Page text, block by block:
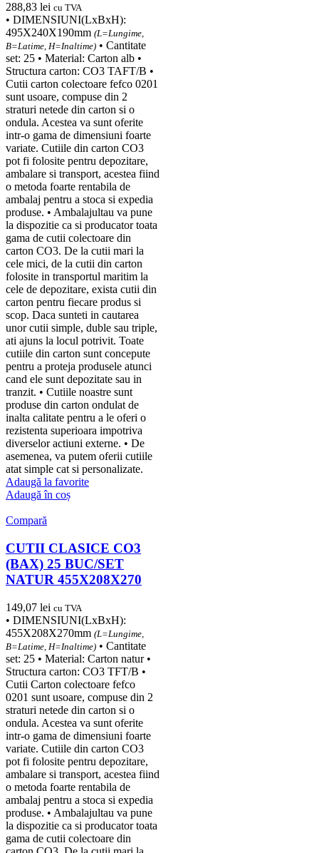
288,83 lei cu TVA
• DIMENSIUNI(LxBxH):
495X240X190mm (L=Lungime,
B=Latime, H=Inaltime) • Cantitate
set: 25 • Material: Carton alb •
Structura carton: CO3 TAFT/B •
Cutii carton colectoare fefco 0201
sunt usoare, compuse din 2
straturi netede din carton si o
ondula. Acestea va sunt oferite
intr-o gama de dimensiuni foarte
variate. Cutiile din carton CO3
pot fi folosite pentru depozitare,
ambalare si transport, acestea fiind
o metoda foarte rentabila de
ambalaj pentru a stoca si expedia
produse. • Ambalajultau va pune
la dispozitie ca si producator toata
gama de cutii colectoare din
carton CO3. De la cutii mari la
cele mici, de la cutii din carton
folosite in transportul maritim la
cele de depozitare, exista cutii din
carton pentru fiecare produs si
scop. Daca sunteti in cautarea
unor cutii simple, duble sau triple,
ati ajuns la locul potrivit. Toate
cutiile din carton sunt concepute
pentru a proteja produsele atunci
cand ele sunt depozitate sau in
tranzit. • Cutiile noastre sunt
produse din carton ondulat de
inalta calitate pentru a le oferi o
rezistenta superioara impotriva
diverselor actiuni externe. • De
asemenea, va putem oferii cutiile
atat simple cat si personalizate.
Adaugă la favorite
Adaugă în coș
Compară
CUTII CLASICE CO3
(BAX) 25 BUC/SET
NATUR 455X208X270
149,07 lei cu TVA
• DIMENSIUNI(LxBxH):
455X208X270mm (L=Lungime,
B=Latime, H=Inaltime) • Cantitate
set: 25 • Material: Carton natur •
Structura carton: CO3 TFT/B •
Cutii Carton colectoare fefco
0201 sunt usoare, compuse din 2
straturi netede din carton si o
ondula. Acestea va sunt oferite
intr-o gama de dimensiuni foarte
variate. Cutiile din carton CO3
pot fi folosite pentru depozitare,
ambalare si transport, acestea fiind
o metoda foarte rentabila de
ambalaj pentru a stoca si expedia
produse. • Ambalajultau va pune
la dispozitie ca si producator toata
gama de cutii colectoare din